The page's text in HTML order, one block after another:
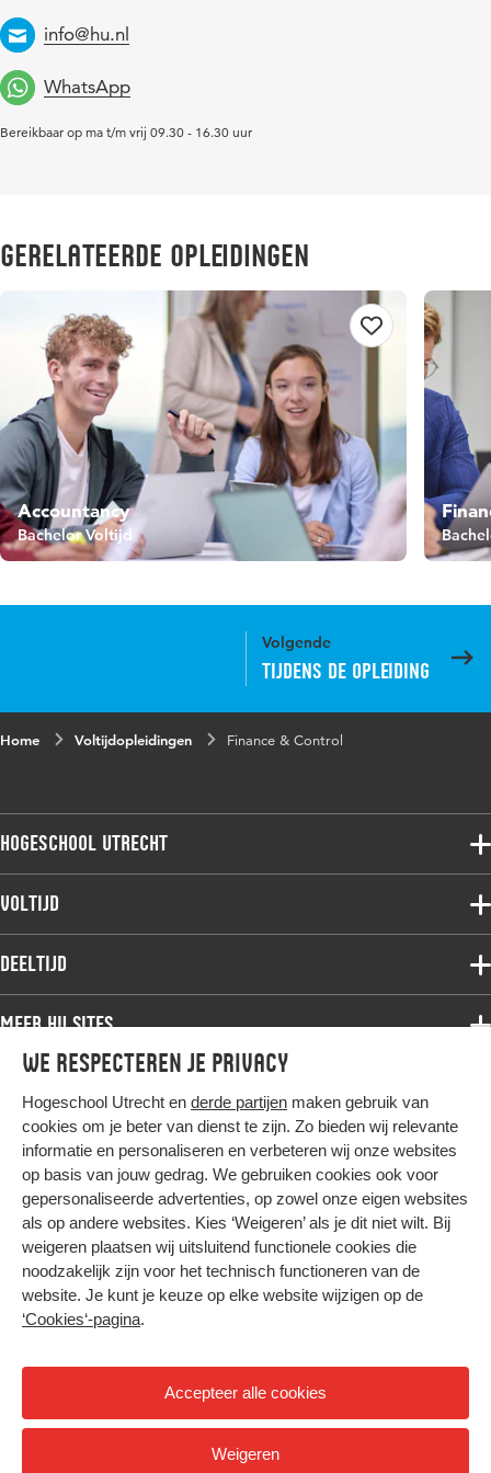
We respecteren je privacy
Hogeschool Utrecht en derde partijen maken gebruik van
cookies om je beter van dienst te zijn. Zo bieden wij relevante
informatie en personaliseren en verbeteren wij onze websites
op basis van jouw gedrag. We gebruiken cookies ook voor
gepersonaliseerde advertenties, op zowel onze eigen websites
als op andere websites. Kies ‘Weigeren’ als je dit niet wilt. Bij
weigeren plaatsen wij uitsluitend functionele cookies die
noodzakelijk zijn voor het technisch functioneren van de
website. Je kunt je keuze op elke website wijzigen op de
‘Cookies‘-pagina.
Accepteer alle cookies
Weigeren
Email
info@hu.nl
WhatsApp
Bereikbaar op ma t/m vrij 09.30 - 16.30 uur
Gerelateerde opleidingen
Accountancy
Bachelor Voltijd
Volgende
Tijdens de opleiding
Home Voltijdopleidingen Finance & Control
Hogeschool Utrecht
Voltijdopleidingen
Deeltijdopleidingen
Onderzoek
Werken bij de HU
Contact
Voltijd
Associate degree
Bachelor
Master
Studiekeuze voltijd
Deeltijd
Associate degree
Bachelor
Master
Post-master
Studiekeuze deeltijd
Meer HU sites
HU International
HU Bibliotheek
HU Ontwikkelt
Duurzame HU
Intranet
Trajectum
Hier komt alles samen
Colofon
Privacy
Cookies
Nieuwsbrief
Hoog contrast